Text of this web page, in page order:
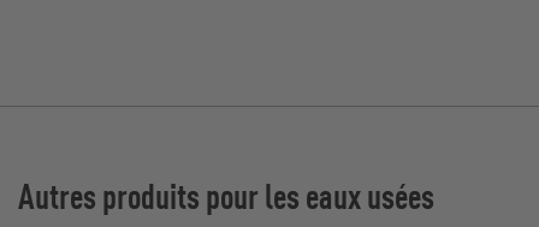
Autres produits pour les eaux usées